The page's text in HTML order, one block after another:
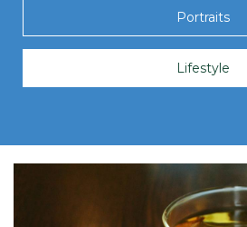
Portraits
Lifestyle